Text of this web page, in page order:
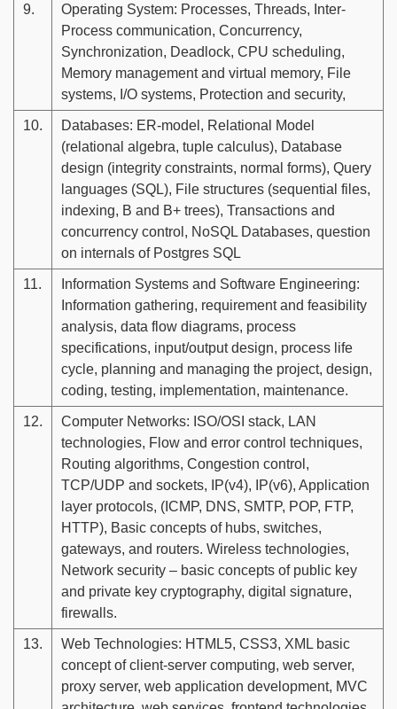
9.
Operating System: Processes, Threads, Inter-
Process communication, Concurrency,
Synchronization, Deadlock, CPU scheduling,
Memory management and virtual memory, File
systems, I/O systems, Protection and security,
10.
Databases: ER-model, Relational Model
(relational algebra, tuple calculus), Database
design (integrity constraints, normal forms), Query
languages (SQL), File structures (sequential files,
indexing, B and B+ trees), Transactions and
concurrency control, NoSQL Databases, question
on internals of Postgres SQL
11.
Information Systems and Software Engineering:
Information gathering, requirement and feasibility
analysis, data flow diagrams, process
specifications, input/output design, process life
cycle, planning and managing the project, design,
coding, testing, implementation, maintenance.
12.
Computer Networks: ISO/OSI stack, LAN
technologies, Flow and error control techniques,
Routing algorithms, Congestion control,
TCP/UDP and sockets, IP(v4), IP(v6), Application
layer protocols, (ICMP, DNS, SMTP, POP, FTP,
HTTP), Basic concepts of hubs, switches,
gateways, and routers. Wireless technologies,
Network security – basic concepts of public key
and private key cryptography, digital signature,
firewalls.
13.
Web Technologies: HTML5, CSS3, XML basic
concept of client-server computing, web server,
proxy server, web application development, MVC